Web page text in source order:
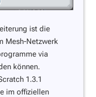
ist die
Mesh-Netzwerk
via
können.
1.3.1
im offiziellen